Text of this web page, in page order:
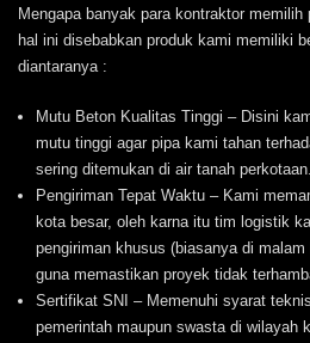
Mengapa banyak para kontraktor memilih
hal ini disebabkan produk kami memiliki
diantaranya :
Mutu Beton Kualitas Tinggi – Disini
mutu tinggi agar pipa kami tahan
sering ditemukan di air tanah perkotaan.
Pengiriman Tepat Waktu – Kami
kota besar, oleh karna itu tim logistik
pengiriman khusus (biasanya di
guna memastikan proyek tidak
Sertifikat SNI – Memenuhi syarat
pemerintah maupun swasta di wilayah